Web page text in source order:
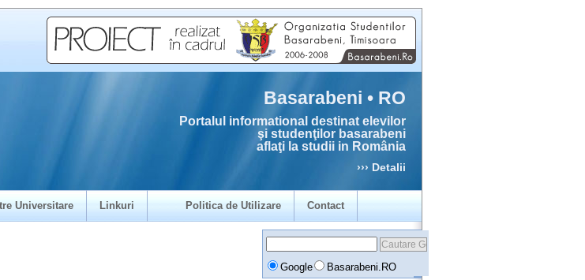
Basarabeni • RO
Portalul informational destinat elevilor
şi studenţilor basarabeni
aflaţi la studii in România
››› Detalii
Universitare Linkuri Politica de Utilizare Contact
Google Basarabeni.RO